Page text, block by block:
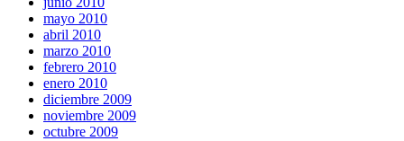
mayo 2010
abril 2010
marzo 2010
febrero 2010
enero 2010
diciembre 2009
noviembre 2009
octubre 2009